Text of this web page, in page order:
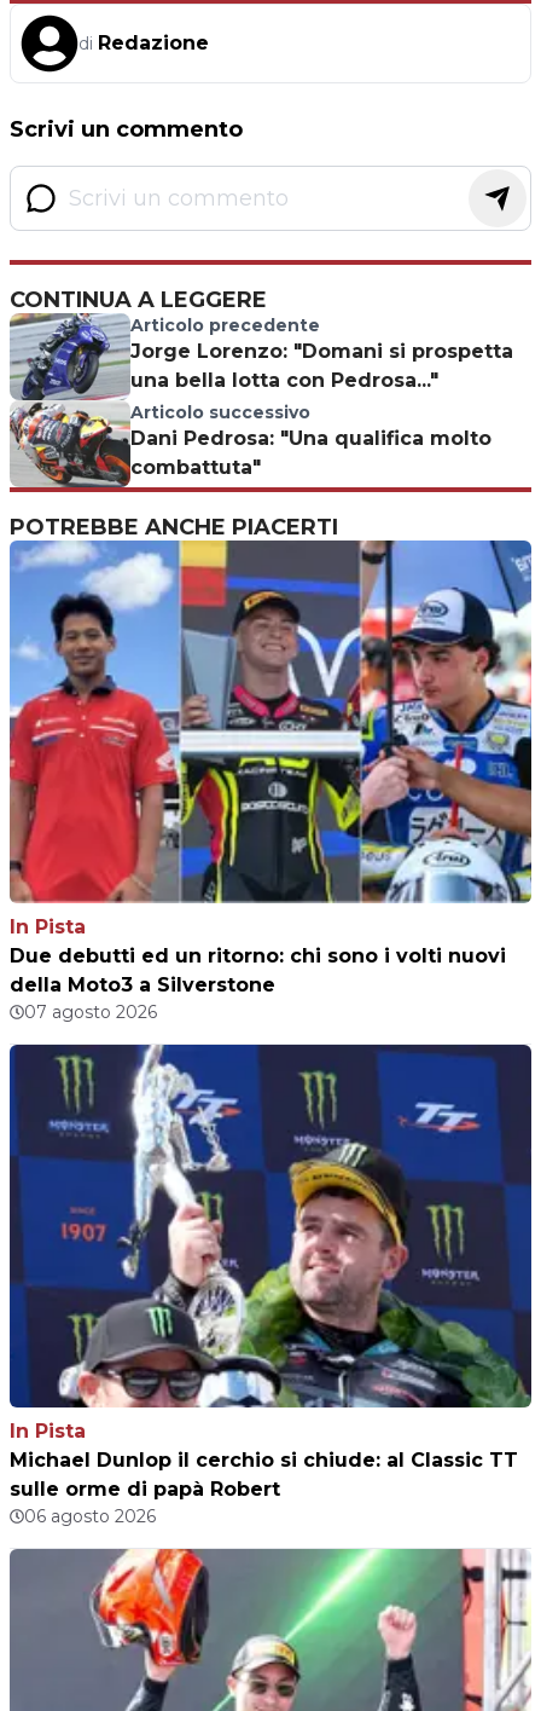
di Redazione
Scrivi un commento
CONTINUA A LEGGERE
Articolo precedente
Jorge Lorenzo: "Domani si prospetta
una bella lotta con Pedrosa..."
Articolo successivo
Dani Pedrosa: "Una qualifica molto
combattuta"
POTREBBE ANCHE PIACERTI
In Pista
Due debutti ed un ritorno: chi sono i volti nuovi
della Moto3 a Silverstone
07 agosto 2026
In Pista
Michael Dunlop il cerchio si chiude: al Classic TT
sulle orme di papà Robert
06 agosto 2026